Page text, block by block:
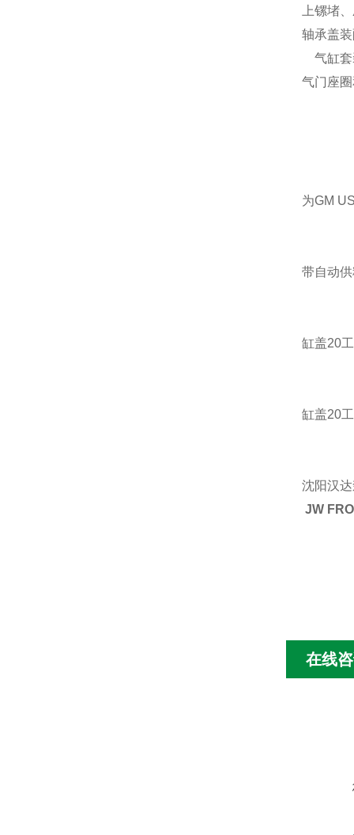
上镙堵
轴承盖
气缸
气门座
为GM
带自动
缸盖20
缸盖20
沈阳汉
JW
在线